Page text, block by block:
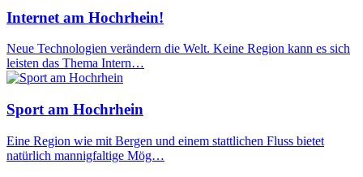
Internet am Hochrhein!
Neue Technologien verändern die Welt. Keine Region kann es sich
leisten das Thema Intern…
Sport am Hochrhein
Eine Region wie mit Bergen und einem stattlichen Fluss bietet
natürlich mannigfaltige Mög…